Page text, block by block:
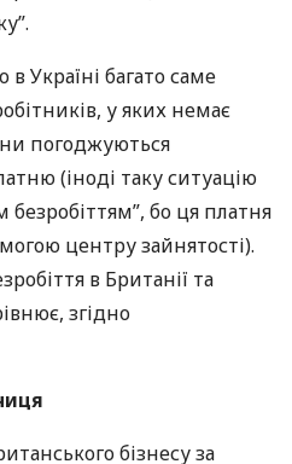
Україні багато саме
у яких немає
погоджуються
(іноді таку ситуацію
бо ця платня
центру зайнятості).
в Британії та
згідно
бізнесу за